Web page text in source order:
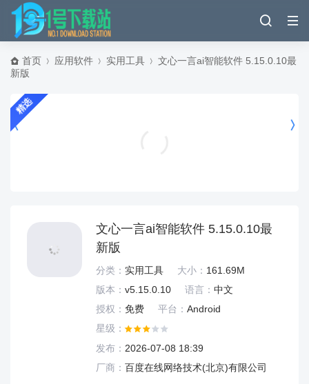
首页 应用软件 实用工具
文心一言ai智能软件 5.15.0.10最
新版
精选
文心一言ai智能软件 5.15.0.10最
新版
分类： 实用工具 大小： 161.69M
版本： v5.15.0.10 语言： 中文
授权： 免费 平台： Android
星级：
发布： 2026-07-08 18:39
厂商： 百度在线网络技术(北京)有限公司